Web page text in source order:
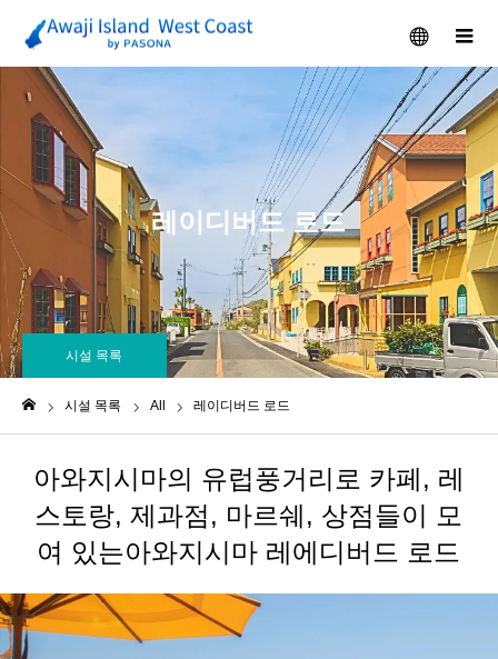
メニュー
레이디버드 로드
시설 목록
시설 목록 All 레이디버드 로드
아와지시마의 유럽풍거리로 카페, 레
스토랑, 제과점, 마르쉐, 상점들이 모
여 있는아와지시마 레에디버드 로드